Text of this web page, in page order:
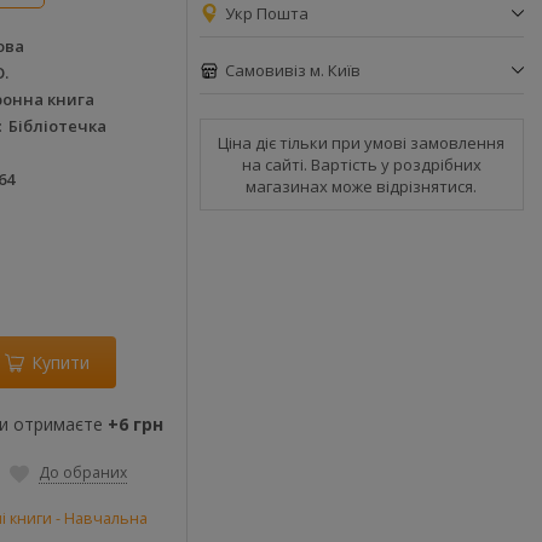
книга
Бібліотечка
Купити
отримаєте +6 грн
До обраних
книги - Навчальна
Укр Пошта
Самовивіз м. Київ
Ціна діє тільки при умові замовлення
на сайті. Вартість у роздрібних
магазинах може відрізнятися.